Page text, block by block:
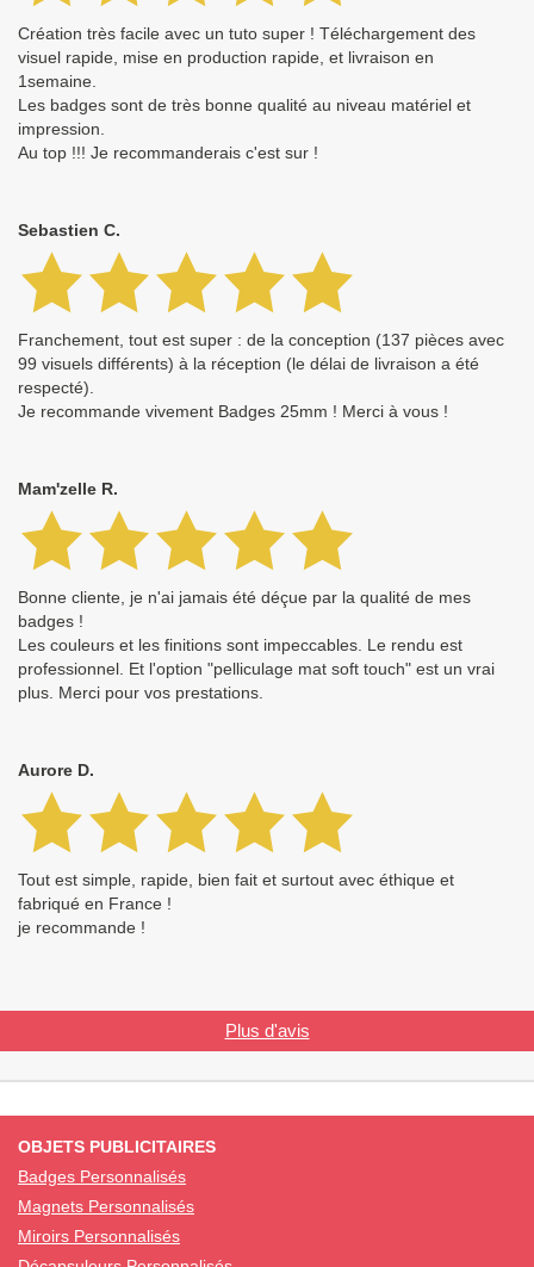
Création très facile avec un tuto super ! Téléchargement des
visuel rapide, mise en production rapide, et livraison en
1semaine.
Les badges sont de très bonne qualité au niveau matériel et
impression.
Au top !!! Je recommanderais c'est sur !
Sebastien C.
Franchement, tout est super : de la conception (137 pièces avec
99 visuels différents) à la réception (le délai de livraison a été
respecté).
Je recommande vivement Badges 25mm ! Merci à vous !
Mam'zelle R.
Bonne cliente, je n'ai jamais été déçue par la qualité de mes
badges !
Les couleurs et les finitions sont impeccables. Le rendu est
professionnel. Et l'option "pelliculage mat soft touch" est un vrai
plus. Merci pour vos prestations.
Aurore D.
Tout est simple, rapide, bien fait et surtout avec éthique et
fabriqué en France !
je recommande !
Plus d'avis
OBJETS PUBLICITAIRES
Badges Personnalisés
Magnets Personnalisés
Miroirs Personnalisés